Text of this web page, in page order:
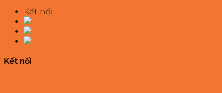
Kết nối:
Kết nối